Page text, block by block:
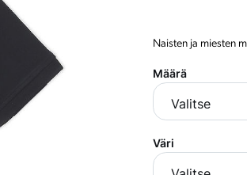
Naisten ja miesten
Määrä
Väri